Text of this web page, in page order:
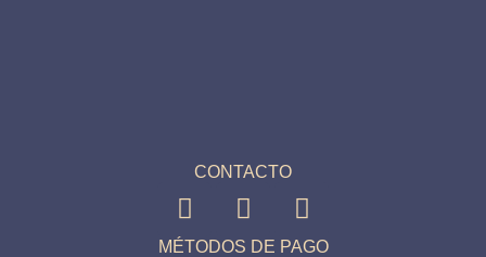
CONTACTO
MÉTODOS DE PAGO